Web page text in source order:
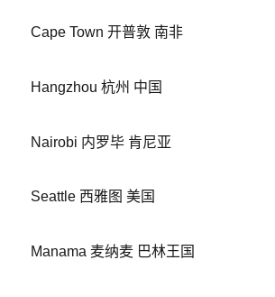
Cape Town 开普敦 南非
Hangzhou 杭州 中国
Nairobi 内罗毕 肯尼亚
Seattle 西雅图 美国
Manama 麦纳麦 巴林王国